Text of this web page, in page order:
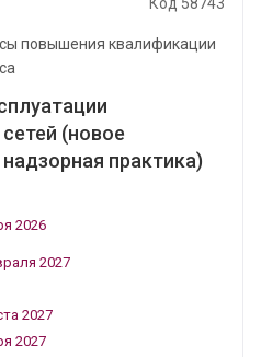
повышения квалификации
(новое
практика)
2026
2027
2027
2027